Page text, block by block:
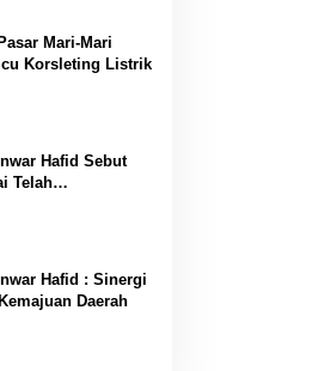
Mari-Mari
Korsleting Listrik
Hafid Sebut
Telah
Generasi…
Hafid : Sinergi
Daerah